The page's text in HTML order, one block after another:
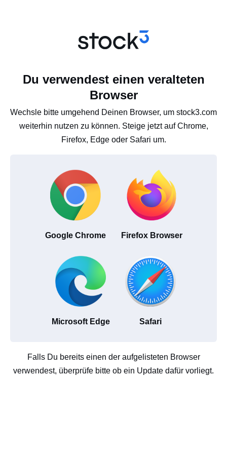
Du verwendest einen veralteten
Browser
Wechsle bitte umgehend Deinen Browser, um stock3.com
weiterhin nutzen zu können. Steige jetzt auf Chrome,
Firefox, Edge oder Safari um.
Google Chrome Firefox Browser
Microsoft Edge Safari
Falls Du bereits einen der aufgelisteten Browser
verwendest, überprüfe bitte ob ein Update dafür vorliegt.